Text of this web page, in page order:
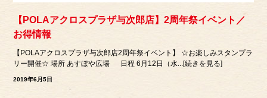
【POLAアクロスプラザ与次郎店】2周年祭イベント／
お得情報
【POLAアクロスプラザ与次郎店2周年祭イベント】 ☆お楽しみスタンプラ
リー開催☆ 場所 あすぼや広場 日程 6月12日（水...[続きを見る]
2019年6月5日